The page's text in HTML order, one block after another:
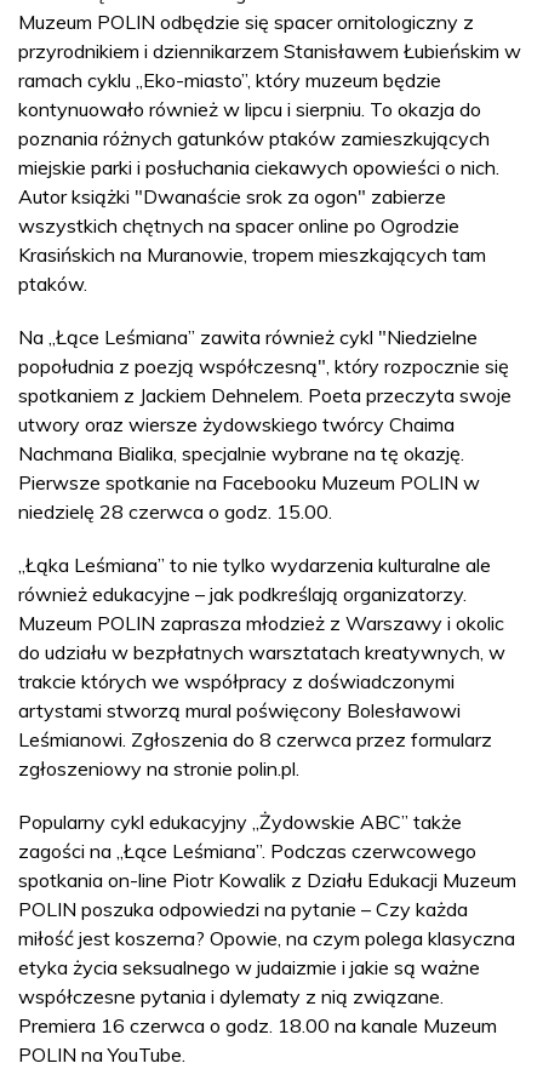
Muzeum POLIN odbędzie się spacer ornitologiczny z
przyrodnikiem i dziennikarzem Stanisławem Łubieńskim w
ramach cyklu „Eko-miasto”, który muzeum będzie
kontynuowało również w lipcu i sierpniu. To okazja do
poznania różnych gatunków ptaków zamieszkujących
miejskie parki i posłuchania ciekawych opowieści o nich.
Autor książki "Dwanaście srok za ogon" zabierze
wszystkich chętnych na spacer online po Ogrodzie
Krasińskich na Muranowie, tropem mieszkających tam
ptaków.
Na „Łące Leśmiana” zawita również cykl "Niedzielne
popołudnia z poezją współczesną", który rozpocznie się
spotkaniem z Jackiem Dehnelem. Poeta przeczyta swoje
utwory oraz wiersze żydowskiego twórcy Chaima
Nachmana Bialika, specjalnie wybrane na tę okazję.
Pierwsze spotkanie na Facebooku Muzeum POLIN w
niedzielę 28 czerwca o godz. 15.00.
„Łąka Leśmiana” to nie tylko wydarzenia kulturalne ale
również edukacyjne – jak podkreślają organizatorzy.
Muzeum POLIN zaprasza młodzież z Warszawy i okolic
do udziału w bezpłatnych warsztatach kreatywnych, w
trakcie których we współpracy z doświadczonymi
artystami stworzą mural poświęcony Bolesławowi
Leśmianowi. Zgłoszenia do 8 czerwca przez formularz
zgłoszeniowy na stronie polin.pl.
Popularny cykl edukacyjny „Żydowskie ABC” także
zagości na „Łące Leśmiana”. Podczas czerwcowego
spotkania on-line Piotr Kowalik z Działu Edukacji Muzeum
POLIN poszuka odpowiedzi na pytanie – Czy każda
miłość jest koszerna? Opowie, na czym polega klasyczna
etyka życia seksualnego w judaizmie i jakie są ważne
współczesne pytania i dylematy z nią związane.
Premiera 16 czerwca o godz. 18.00 na kanale Muzeum
POLIN na YouTube.